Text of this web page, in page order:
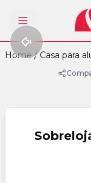
Abrir menu
Home / Casa para